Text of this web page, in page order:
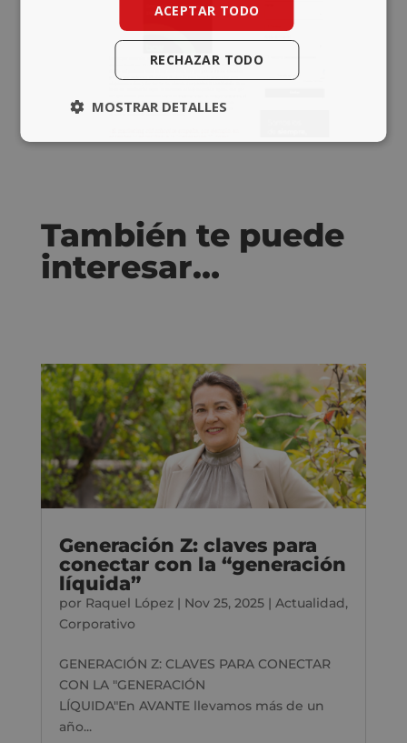
También te puede
interesar…
Generación Z: claves para
conectar con la “generación
líquida”
por Raquel López| Nov 25, 2025| Actualidad,
Corporativo
GENERACIÓN Z: CLAVES PARA CONECTAR
CON LA "GENERACIÓN
LÍQUIDA"En AVANTE llevamos más de un
año...
ACEPTAR TODO
RECHAZAR TODO
MOSTRAR DETALLES